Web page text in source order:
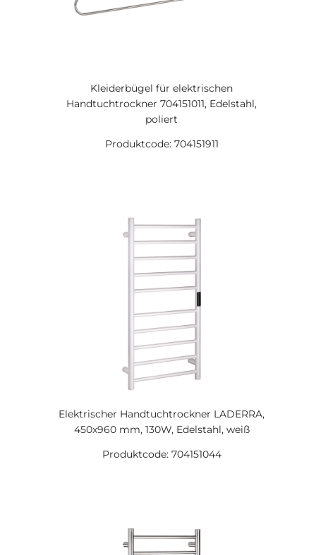
Kleiderbügel für elektrischen
Handtuchtrockner 704151011, Edelstahl,
poliert
Produktcode: 704151911
Elektrischer Handtuchtrockner LADERRA,
450x960 mm, 130W, Edelstahl, weiß
Produktcode: 704151044